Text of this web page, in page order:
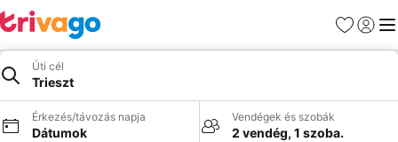
Kedvencek
Úti cél
Trieszt
Érkezés/távozás napja
Dátumok
Vendégek és szobák
2 vendég, 1 szoba.